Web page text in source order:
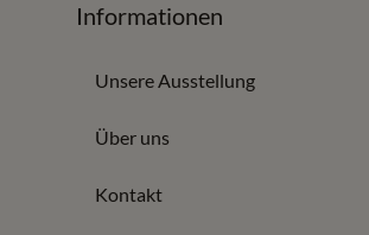
Informationen
Unsere Ausstellung
Über uns
Kontakt